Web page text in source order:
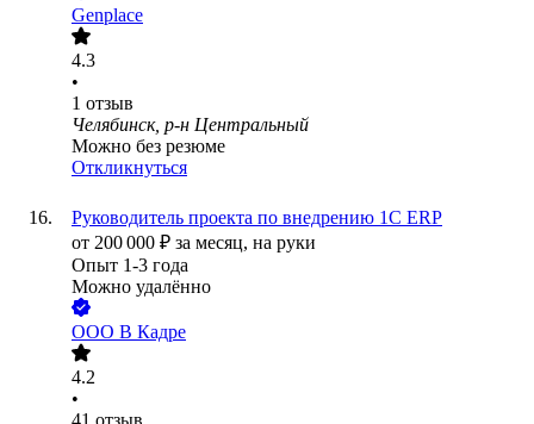
Genplace
4.3
•
1 отзыв
Челябинск, р-н Центральный
Можно без резюме
Откликнуться
Руководитель проекта по внедрению 1С ERP
от 200 000 ₽ за месяц, на руки
Опыт 1-3 года
Можно удалённо
ООО В Кадре
4.2
•